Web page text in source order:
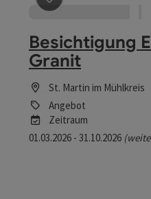
Besichtigung
Granit
St. Martin im Mühlkreis
Angebot
Zeitraum
01.03.2026 - 31.10.2026